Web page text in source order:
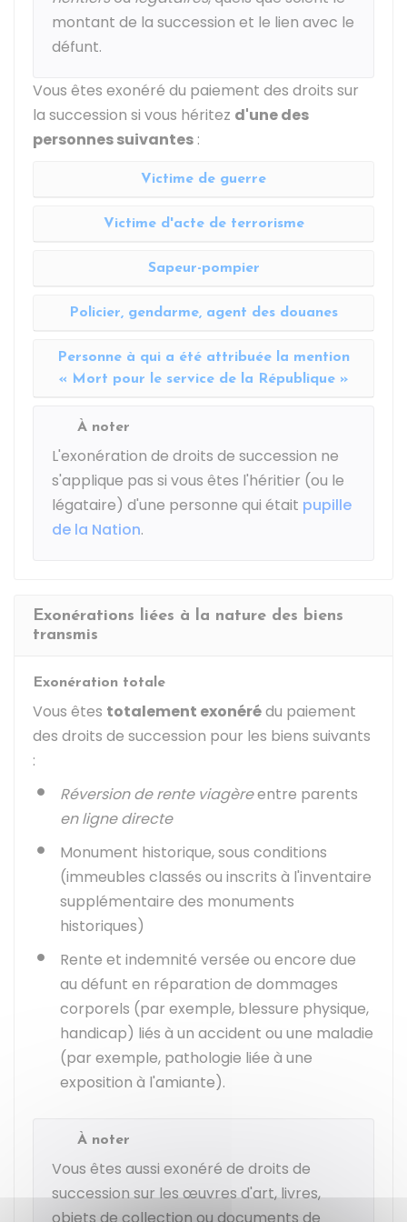
montant de la succession et le lien avec le
défunt.
Vous êtes exonéré du paiement des droits sur
la succession si vous héritez d'une des
personnes suivantes :
Victime de guerre
Victime d'acte de terrorisme
Sapeur-pompier
Policier, gendarme, agent des douanes
Personne à qui a été attribuée la mention
« Mort pour le service de la République »
À noter
L'exonération de droits de succession ne
s'applique pas si vous êtes l'héritier (ou le
légataire) d'une personne qui était pupille
de la Nation.
Exonérations liées à la nature des biens
transmis
Exonération totale
Vous êtes totalement exonérédu paiement
des droits de succession pour les biens suivants
:
Réversion de rente viagèreentre parents
en ligne directe
Monument historique, sous conditions
(immeubles classés ou inscrits à l'inventaire
supplémentaire des monuments
historiques)
Rente et indemnité versée ou encore due
au défunt en réparation de dommages
corporels (par exemple, blessure physique,
handicap) liés à un accident ou une maladie
(par exemple, pathologie liée à une
exposition à l'amiante).
À noter
Vous êtes aussi exonéré de droits de
succession sur les œuvres d'art, livres,